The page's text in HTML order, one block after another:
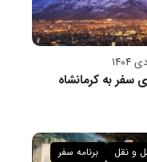
سفر به کرمانشاه
و نقل
برنامه سفر